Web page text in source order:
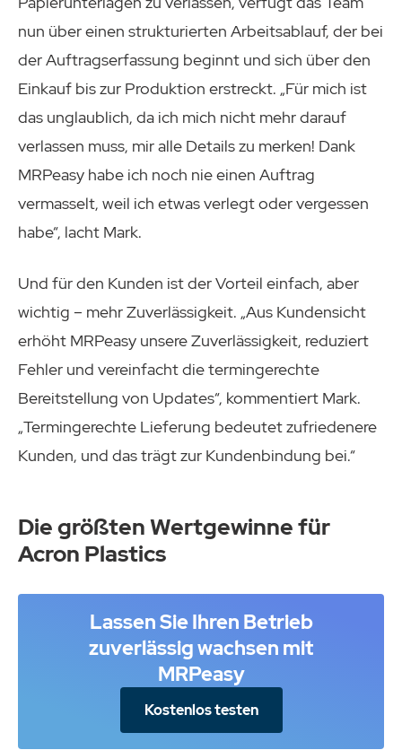
nun über einen strukturierten Arbeitsablauf, der bei
der Auftragserfassung beginnt und sich über den
Einkauf bis zur Produktion erstreckt. „Für mich ist
das unglaublich, da ich mich nicht mehr darauf
verlassen muss, mir alle Details zu merken! Dank
MRPeasy habe ich noch nie einen Auftrag
vermasselt, weil ich etwas verlegt oder vergessen
habe“, lacht Mark.
Und für den Kunden ist der Vorteil einfach, aber
wichtig – mehr Zuverlässigkeit. „Aus Kundensicht
erhöht MRPeasy unsere Zuverlässigkeit, reduziert
Fehler und vereinfacht die termingerechte
Bereitstellung von Updates“, kommentiert Mark.
„Termingerechte Lieferung bedeutet zufriedenere
Kunden, und das trägt zur Kundenbindung bei.“
Die größten Wertgewinne für
Acron Plastics
Lassen Sie Ihren Betrieb
zuverlässig wachsen mit
MRPeasy
Kostenlos testen